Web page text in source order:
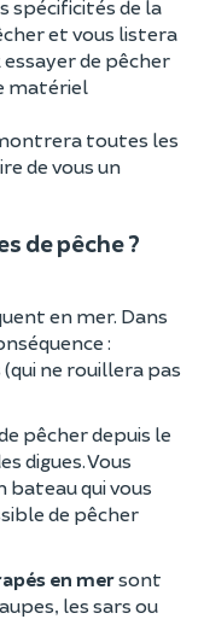
spécificités de la
et vous listera
de pêcher
matériel
toutes les
de vous un
de pêche ?
en mer. Dans
:
ne rouillera pas
pêcher depuis le
digues. Vous
bateau qui vous
de pêcher
en mersont
les sars ou